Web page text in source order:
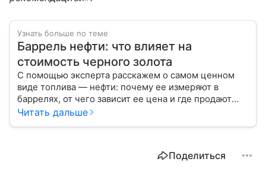
Узнать больше по теме
Баррель нефти: что влияет на
стоимость черного золота
С помощью эксперта расскажем о самом ценном
виде топлива — нефти: почему ее измеряют в
баррелях, от чего зависит ее цена и где продают
сырье.
Читать дальше
Поделиться